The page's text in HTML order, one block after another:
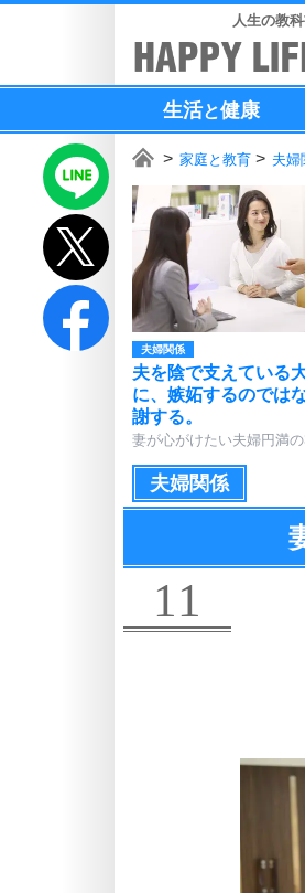
人生の教
生活と健康
家庭と教育 夫婦
夫婦関係
夫を陰で支えている
に、嫉妬するのでは
謝する。
妻が心がけたい夫婦円満
夫婦関係
11